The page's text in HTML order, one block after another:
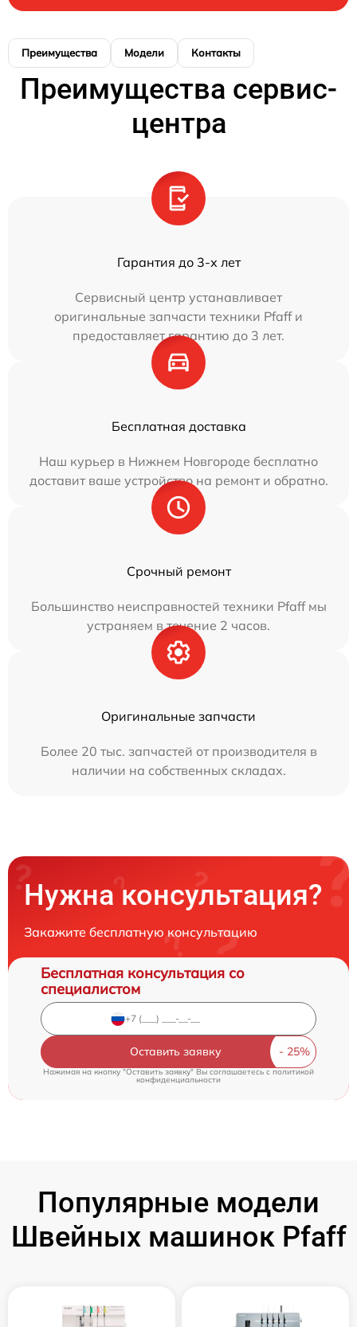
Преимущества Модели Контакты
Преимущества сервис-
центра
Гарантия до 3-х лет
Сервисный центр устанавливает
оригинальные запчасти техники Pfaff и
предоставляет гарантию до 3 лет.
Бесплатная доставка
Наш курьер в Нижнем Новгороде бесплатно
доставит ваше устройство на ремонт и обратно.
Срочный ремонт
Большинство неисправностей техники Pfaff мы
устраняем в течение 2 часов.
Оригинальные запчасти
Более 20 тыс. запчастей от производителя в
наличии на собственных складах.
Нужна консультация?
Закажите бесплатную консультацию
Бесплатная консультация со
специалистом
Оставить заявку
Нажимая на кнопку "Оставить заявку" Вы соглашаетесь cполитикой
конфиденциальности
Популярные модели
Швейных машинок Pfaff